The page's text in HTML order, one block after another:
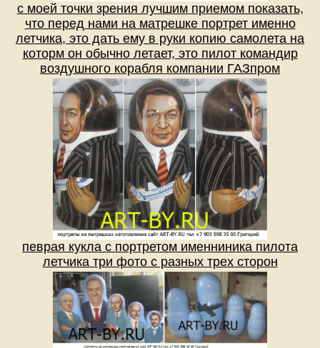
с моей точки зрения лучшим приемом показать,
что перед нами на матрешке портрет именно
летчика, это дать ему в руки копию самолета на
которм он обычно летает, это пилот командир
воздушного корабля компании ГАЗпром
певрая кукла с портретом именниника пилота
летчика три фото с разных трех сторон